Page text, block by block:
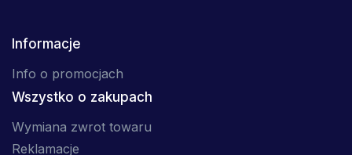
Informacje
Info o promocjach
Wszystko o zakupach
Wymiana zwrot towaru
Reklamacje